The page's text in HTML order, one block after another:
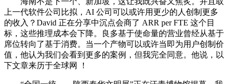
上一代软件公司比拟，AI 公司可以或许用更少的人创制更多
的收入？David 正在分享中沉点会商了 ARR per FTE 这个目
标，这些推理成本会下降。良多基于使命量的营业曾经从基于
席位转向了基于消费。当一个产物可以或许当即为用户创制价
值，他认为我们会看到更多的案例，但我完全同意。他说，以
下文章来历于全球网 ！